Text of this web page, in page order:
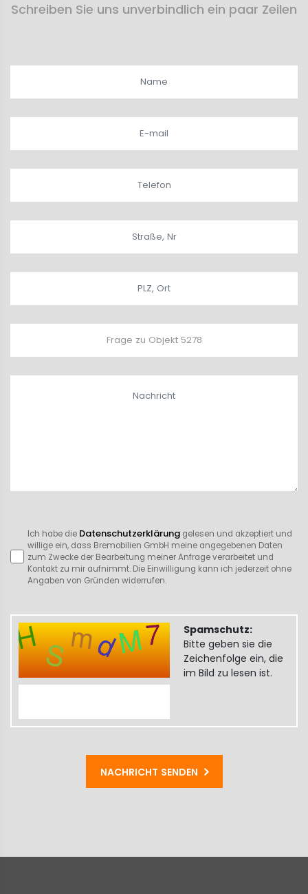
Schreiben Sie uns unverbindlich ein paar Zeilen
Ich habe die Datenschutzerklärung gelesen und akzeptiert und
willige ein, dass Bremobilien GmbH meine angegebenen Daten
zum Zwecke der Bearbeitung meiner Anfrage verarbeitet und
Kontakt zu mir aufnimmt. Die Einwilligung kann ich jederzeit ohne
Angaben von Gründen widerrufen.
Spamschutz:
Bitte geben sie die
Zeichenfolge ein, die
im Bild zu lesen ist.
NACHRICHT SENDEN